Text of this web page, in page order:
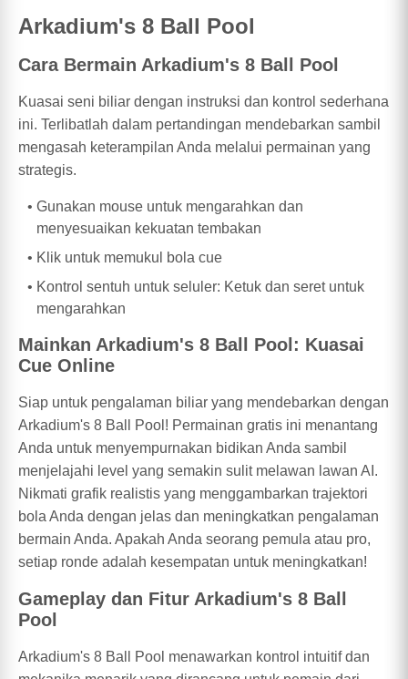
Arkadium's 8 Ball Pool
Cara Bermain Arkadium's 8 Ball Pool
Kuasai seni biliar dengan instruksi dan kontrol sederhana
ini. Terlibatlah dalam pertandingan mendebarkan sambil
mengasah keterampilan Anda melalui permainan yang
strategis.
Gunakan mouse untuk mengarahkan dan
menyesuaikan kekuatan tembakan
Klik untuk memukul bola cue
Kontrol sentuh untuk seluler: Ketuk dan seret untuk
mengarahkan
Mainkan Arkadium's 8 Ball Pool: Kuasai
Cue Online
Siap untuk pengalaman biliar yang mendebarkan dengan
Arkadium's 8 Ball Pool! Permainan gratis ini menantang
Anda untuk menyempurnakan bidikan Anda sambil
menjelajahi level yang semakin sulit melawan lawan AI.
Nikmati grafik realistis yang menggambarkan trajektori
bola Anda dengan jelas dan meningkatkan pengalaman
bermain Anda. Apakah Anda seorang pemula atau pro,
setiap ronde adalah kesempatan untuk meningkatkan!
Gameplay dan Fitur Arkadium's 8 Ball
Pool
Arkadium's 8 Ball Pool menawarkan kontrol intuitif dan